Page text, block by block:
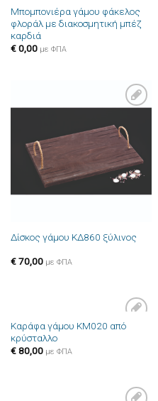
Μπομπονιέρα γάμου φάκελος
φλοράλ με διακοσμητική μπέζ
καρδιά
€0,00 με ΦΠΑ
στην λίστα
επιθυμιών
Δίσκος γάμου ΚΔ860 ξύλινος
€70,00 με ΦΠΑ
Πρόσθήκη
Καράφα γάμου ΚΜ020 από
κρύσταλλο
€80,00 με ΦΠΑ